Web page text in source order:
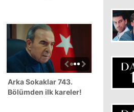
Arka Sokaklar 743.
Bölümden ilk kareler!